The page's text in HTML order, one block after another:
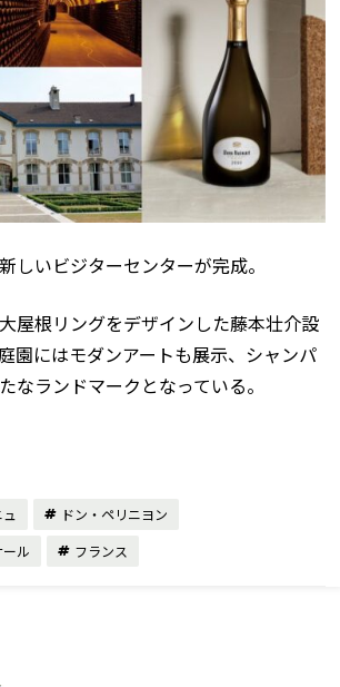
しいビジターセンターが完成。
屋根リングをデザインした藤本壮介設
園にはモダンアートも展示、シャンパ
なランドマークとなっている。
ドン・ペリニヨン
ール
フランス